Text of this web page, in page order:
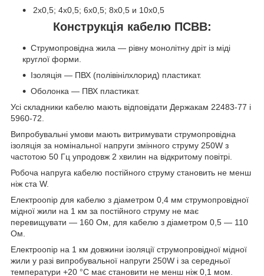
2х0,5; 4x0,5; 6x0,5; 8x0,5 и 10х0,5
Конструкція кабелю ПСВВ:
Струмопровідна жила — рівну монолітну дріт із міді
круглої форми.
Ізоляція — ПВХ (полівінілхлорид) пластикат.
Оболонка — ПВХ пластикат.
Усі складники кабелю мають відповідати Держакам 22483-77 і
5960-72.
Випробувальні умови мають витримувати струмопровідна
ізоляція за номінальної напруги змінного струму 250W з
частотою 50 Гц упродовж 2 хвилин на відкритому повітрі.
Робоча напруга кабелю постійного струму становить не менш
ніж ста W.
Електроопір для кабелю з діаметром 0,4 мм струмопровідної
мідної жили на 1 км за постійного струму не має
перевищувати — 160 Ом, для кабелю з діаметром 0,5 — 110
Ом.
Електроопір на 1 км довжини ізоляції струмопровідної мідної
жили у разі випробувальної напруги 250W і за середньої
температури +20 °C має становити не менш ніж 0,1 мом.